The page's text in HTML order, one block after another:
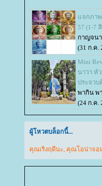
จกภาพ
57 (1-7
กาญจนา
(31 ก.ค.
Mini
นาวา หั
ประจว
พากิน พ
(24 ก.ค.
ผู้โหวตบล็อกนี้...
คุณเริงฤดีนะ, คุณโอน่าจอ